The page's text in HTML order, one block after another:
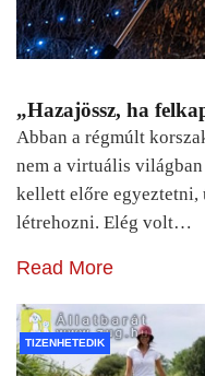
„Hazajössz, ha
Abban a régmúlt
nem a virtuális
kellett előre
létrehozni. Elég volt…
Read More
TIZENHETEDIK